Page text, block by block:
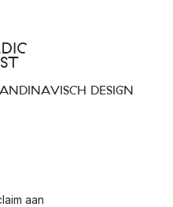
DESIGN
aan